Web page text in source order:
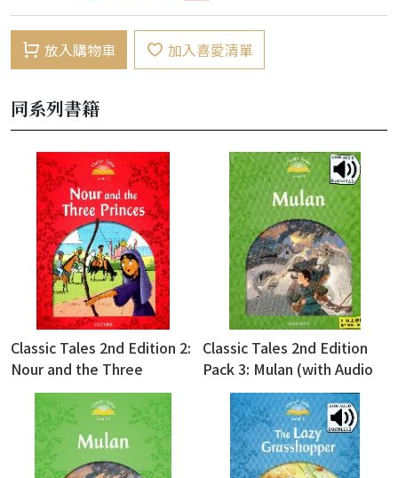
放入購物車 加入喜愛清單
同系列書籍
Classic Tales 2nd Edition 2:
Nour and the Three
Princes
Classic Tales 2nd Edition
Pack 3: Mulan (with Audio
Download Access Code)